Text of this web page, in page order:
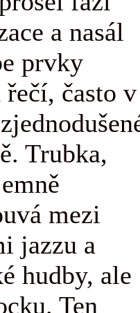
a nasál
prvky
často v
Trubka,
mezi
jazzu a
hudby, ale
Ten